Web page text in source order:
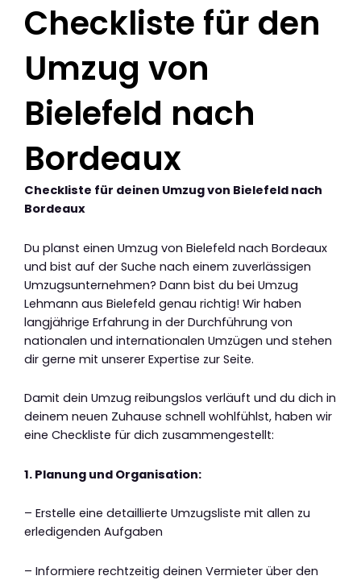
Checkliste für den
Umzug von
Bielefeld nach
Bordeaux
Checkliste für deinen Umzug von Bielefeld nach
Bordeaux
Du planst einen Umzug von Bielefeld nach Bordeaux
und bist auf der Suche nach einem zuverlässigen
Umzugsunternehmen? Dann bist du bei Umzug
Lehmann aus Bielefeld genau richtig! Wir haben
langjährige Erfahrung in der Durchführung von
nationalen und internationalen Umzügen und stehen
dir gerne mit unserer Expertise zur Seite.
Damit dein Umzug reibungslos verläuft und du dich in
deinem neuen Zuhause schnell wohlfühlst, haben wir
eine Checkliste für dich zusammengestellt:
1. Planung und Organisation:
– Erstelle eine detaillierte Umzugsliste mit allen zu
erledigenden Aufgaben
– Informiere rechtzeitig deinen Vermieter über den